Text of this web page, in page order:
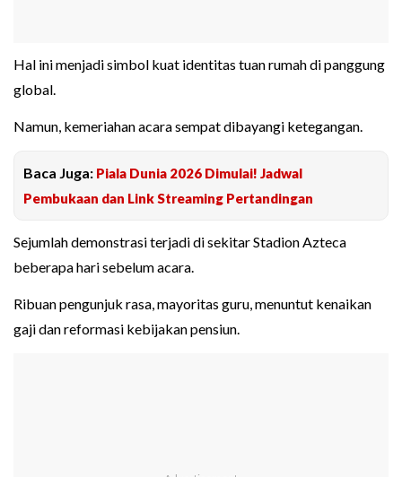
Hal ini menjadi simbol kuat identitas tuan rumah di panggung
global.
Namun, kemeriahan acara sempat dibayangi ketegangan.
Baca Juga: Piala Dunia 2026 Dimulai! Jadwal
Pembukaan dan Link Streaming Pertandingan
Sejumlah demonstrasi terjadi di sekitar Stadion Azteca
beberapa hari sebelum acara.
Ribuan pengunjuk rasa, mayoritas guru, menuntut kenaikan
gaji dan reformasi kebijakan pensiun.